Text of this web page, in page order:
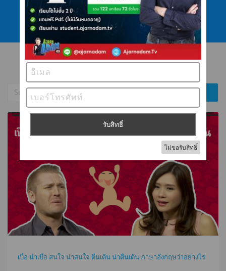
โทร 089 422 4546
ไลน์ @ajarnadam
เบื่อ น่าเบื่อ สนใจ น่าสนใจ ตื่นเต้น น่าตื่นเต้น ภาษาอังกฤษว่าอย่างไร